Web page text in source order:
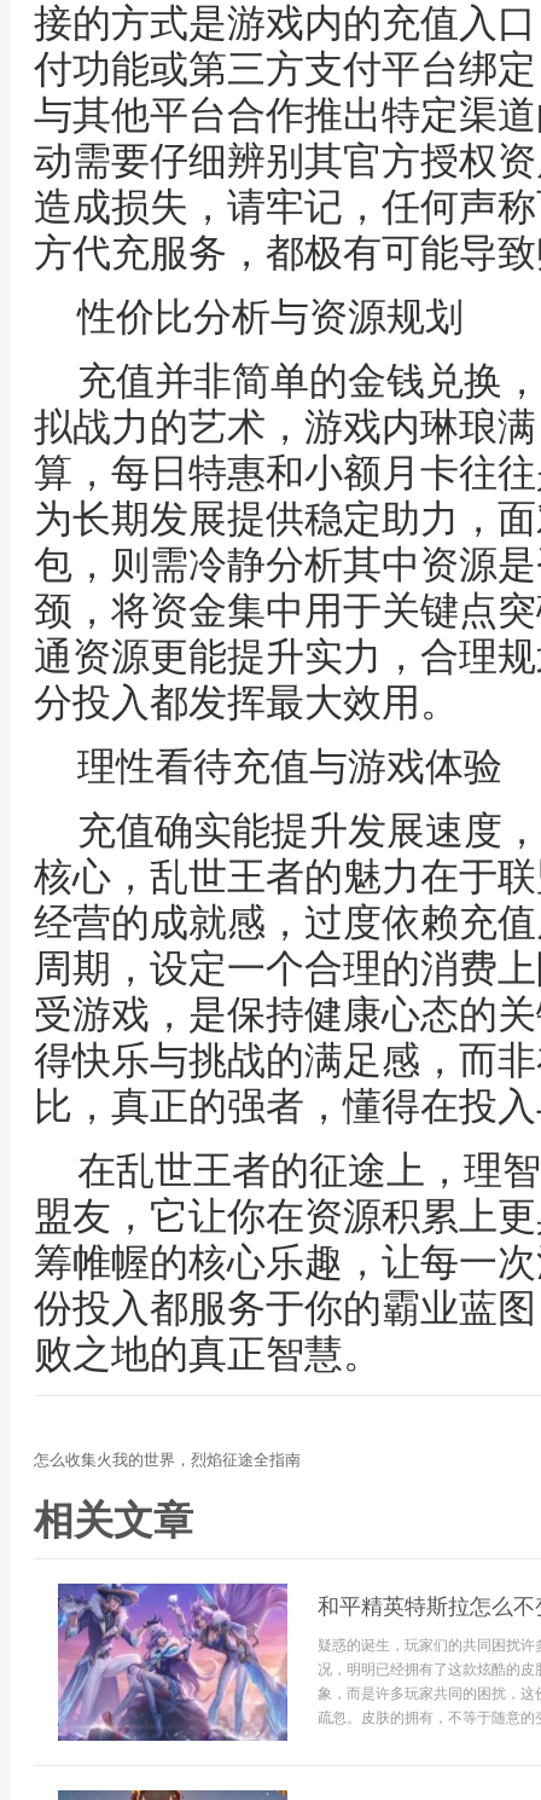
接的方式是游戏内的充值入
付功能或第三方支付平台绑
与其他平台合作推出特定渠
动需要仔细辨别其官方授权
造成损失，请牢记，任何声
方代充服务，都极有可能导
性价比分析与资源规划
充值并非简单的金钱兑换
拟战力的艺术，游戏内琳琅
算，每日特惠和小额月卡往
为长期发展提供稳定助力，
包，则需冷静分析其中资源
颈，将资金集中用于关键点
通资源更能提升实力，合理
分投入都发挥最大效用。
理性看待充值与游戏体验
充值确实能提升发展速度
核心，乱世王者的魅力在于
经营的成就感，过度依赖充
周期，设定一个合理的消费
受游戏，是保持健康心态的
得快乐与挑战的满足感，而
比，真正的强者，懂得在投
在乱世王者的征途上，理
盟友，它让你在资源积累上
筹帷幄的核心乐趣，让每一
份投入都服务于你的霸业蓝
败之地的真正智慧。
怎么收集火我的世界，烈焰征途全指南
相关文章
和平精英特斯拉怎么
疑惑的诞生，玩家们的共同困扰
况，明明已经拥有了这款炫酷的
象，而是许多玩家共同的困扰，
疏忽。皮肤的拥有，不等于随意